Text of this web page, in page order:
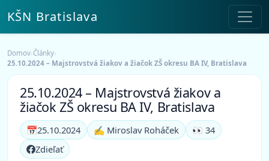
KŠN Bratislava
Domov›Články›
25.10.2024 – Majstrovstvá žiakov a žiačok ZŠ okresu BA IV, Bratislava
25.10.2024 – Majstrovstvá žiakov a
žiačok ZŠ okresu BA IV, Bratislava
📅25.10.2024 ✍️ Miroslav Roháček
👀 34
Zdieľať